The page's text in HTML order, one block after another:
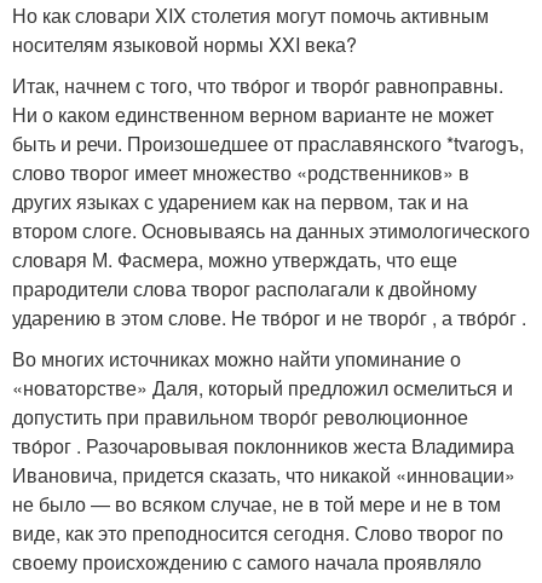
Но как словари XIX столетия могут помочь активным
носителям языковой нормы XXI века?
Итак, начнем с того, что тво́рог и творо́г равноправны.
Ни о каком единственном верном варианте не может
быть и речи. Произошедшее от праславянского *tvarogъ,
слово творог имеет множество «родственников» в
других языках с ударением как на первом, так и на
втором слоге. Основываясь на данных этимологического
словаря М. Фасмера, можно утверждать, что еще
прародители слова творог располагали к двойному
ударению в этом слове. Не тво́рог и не творо́г , а тво́ро́г .
Во многих источниках можно найти упоминание о
«новаторстве» Даля, который предложил осмелиться и
допустить при правильном творо́г революционное
тво́рог . Разочаровывая поклонников жеста Владимира
Ивановича, придется сказать, что никакой «инновации»
не было — во всяком случае, не в той мере и не в том
виде, как это преподносится сегодня. Слово творог по
своему происхождению с самого начала проявляло